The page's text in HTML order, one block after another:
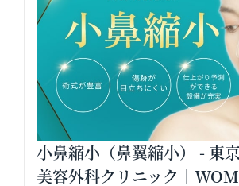
小鼻縮小（鼻翼縮小） - 東
美容外科クリニック｜